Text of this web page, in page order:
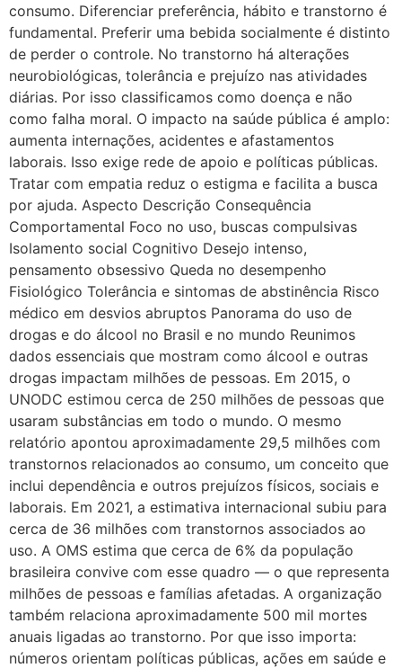
consumo. Diferenciar preferência, hábito e transtorno é
fundamental. Preferir uma bebida socialmente é distinto
de perder o controle. No transtorno há alterações
neurobiológicas, tolerância e prejuízo nas atividades
diárias. Por isso classificamos como doença e não
como falha moral. O impacto na saúde pública é amplo:
aumenta internações, acidentes e afastamentos
laborais. Isso exige rede de apoio e políticas públicas.
Tratar com empatia reduz o estigma e facilita a busca
por ajuda. Aspecto Descrição Consequência
Comportamental Foco no uso, buscas compulsivas
Isolamento social Cognitivo Desejo intenso,
pensamento obsessivo Queda no desempenho
Fisiológico Tolerância e sintomas de abstinência Risco
médico em desvios abruptos Panorama do uso de
drogas e do álcool no Brasil e no mundo Reunimos
dados essenciais que mostram como álcool e outras
drogas impactam milhões de pessoas. Em 2015, o
UNODC estimou cerca de 250 milhões de pessoas que
usaram substâncias em todo o mundo. O mesmo
relatório apontou aproximadamente 29,5 milhões com
transtornos relacionados ao consumo, um conceito que
inclui dependência e outros prejuízos físicos, sociais e
laborais. Em 2021, a estimativa internacional subiu para
cerca de 36 milhões com transtornos associados ao
uso. A OMS estima que cerca de 6% da população
brasileira convive com esse quadro — o que representa
milhões de pessoas e famílias afetadas. A organização
também relaciona aproximadamente 500 mil mortes
anuais ligadas ao transtorno. Por que isso importa:
números orientam políticas públicas, ações em saúde e